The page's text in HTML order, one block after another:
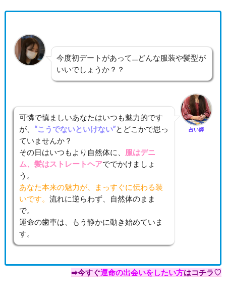
今度初デートがあって…どんな服装や髪型が
いいでしょうか？？
可憐で慎ましいあなたはいつも魅力的です
が、 “こうでないといけない”とどこかで思っ
ていませんか？
その日はいつもより自然体に、 服はデニ
ム、髪はストレートヘアででかけましょ
う。
あなた本来の魅力が、まっすぐに伝わる装
いです。流れに逆らわず、自然体のまま
で。
運命の歯車は、もう静かに動き始めていま
す。
占い師
➡今すぐ運命の出会いをしたい方はコチラ♡